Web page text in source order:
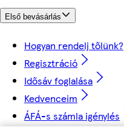
Első bevásárlás
Hogyan rendelj tőlünk?
Regisztráció
Idősáv foglalása
Kedvenceim
ÁFÁ-s számla igénylés